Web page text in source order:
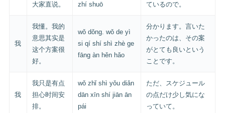
大家直说。
zhí shuō
ているので。
我
我懂。我的
意思其实是
这个方案很
好。
wǒ dǒng. wǒ de yì
si qí shí shì zhè ge
fāng àn hěn hǎo
分かります。言いた
かったのは、その案
がとても良いという
ことです。
我
我只是有点
担心时间安
排。
wǒ zhǐ shì yǒu diǎn
dān xīn shí jiān ān
pái
ただ、スケジュール
の点だけ少し気にな
っていて。